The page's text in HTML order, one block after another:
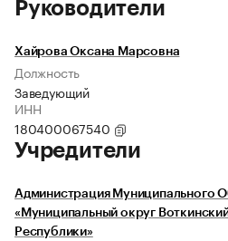
Руководители
Хайрова Оксана Марсовна
Должность
Заведующий
ИНН
180400067540
Учредители
Администрация Муниципального
«Муниципальный округ
Республики»